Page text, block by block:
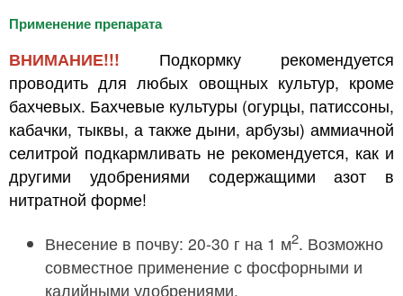
Применение препарата
ВНИМАНИЕ!!!
Подкормку рекомендуется
проводить для любых овощных культур, кроме
бахчевых. Бахчевые культуры (огурцы, патиссоны,
кабачки, тыквы, а также дыни, арбузы) аммиачной
селитрой подкармливать не рекомендуется, как и
другими удобрениями содержащими азот в
нитратной форме!
Внесение в почву: 20-30 г на 1 м2. Возможно
совместное применение с фосфорными и
калийными удобрениями.